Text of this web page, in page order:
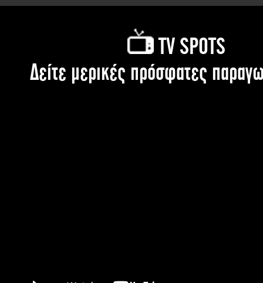
TV SPOTS
Δείτε μερικές πρόσφατες